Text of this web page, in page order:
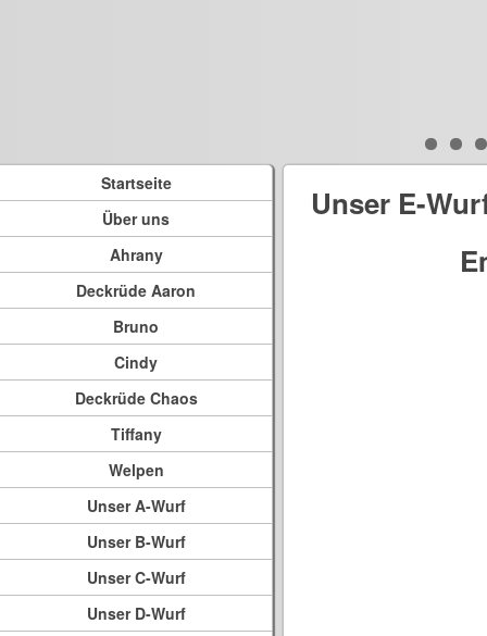
Startseite
Über uns
Ahrany
Deckrüde Aaron
Bruno
Cindy
Deckrüde Chaos
Tiffany
Welpen
Unser A-Wurf
Unser B-Wurf
Unser C-Wurf
Unser D-Wurf
Unser E-